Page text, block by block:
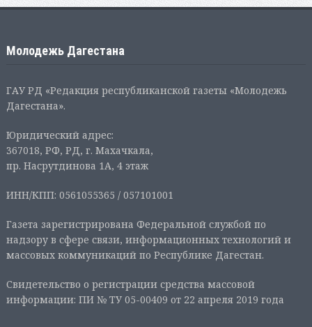
Молодежь Дагестана
ГАУ РД «Редакция республиканской газеты «Молодежь
Дагестана».
Юридический адрес:
367018, РФ, РД, г. Махачкала,
пр. Насрутдинова 1А, 4 этаж
ИНН/КПП: 0561055365 / 057101001
Газета зарегистрирована Федеральной службой по
надзору в сфере связи, информационных технологий и
массовых коммуникаций по Республике Дагестан.
Свидетельство о регистрации средства массовой
информации: ПИ № ТУ 05-00409 от 22 апреля 2019 года